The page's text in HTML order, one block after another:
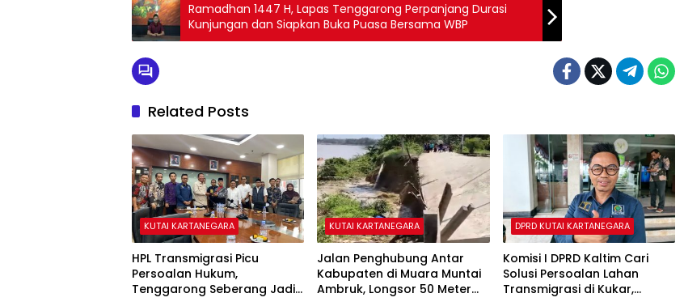
Ramadhan 1447 H, Lapas Tenggarong Perpanjang Durasi
Kunjungan dan Siapkan Buka Puasa Bersama WBP
Related Posts
KUTAI KARTANEGARA
HPL Transmigrasi Picu
Persoalan Hukum,
Tenggarong Seberang Jadi
KUTAI KARTANEGARA
Jalan Penghubung Antar
Kabupaten di Muara Muntai
Ambruk, Longsor 50 Meter
DPRD KUTAI KARTANEGARA
Komisi I DPRD Kaltim Cari
Solusi Persoalan Lahan
Transmigrasi di Kukar,